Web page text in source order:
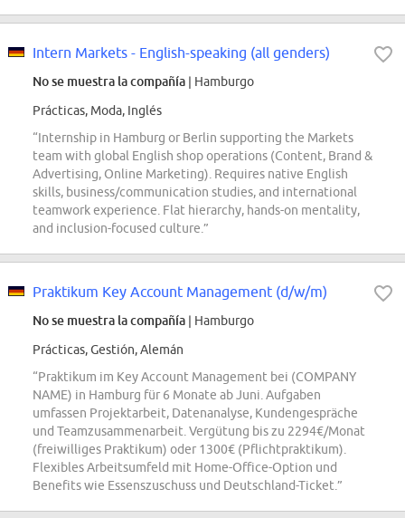
Intern Markets - English-speaking (all genders)
No se muestra la compañía | Hamburgo
Prácticas, Moda, Inglés
“Internship in Hamburg or Berlin supporting the Markets
team with global English shop operations (Content, Brand &
Advertising, Online Marketing). Requires native English
skills, business/communication studies, and international
teamwork experience. Flat hierarchy, hands-on mentality,
and inclusion-focused culture.”
Praktikum Key Account Management (d/w/m)
No se muestra la compañía | Hamburgo
Prácticas, Gestión, Alemán
“Praktikum im Key Account Management bei (COMPANY
NAME) in Hamburg für 6 Monate ab Juni. Aufgaben
umfassen Projektarbeit, Datenanalyse, Kundengespräche
und Teamzusammenarbeit. Vergütung bis zu 2294€/Monat
(freiwilliges Praktikum) oder 1300€ (Pflichtpraktikum).
Flexibles Arbeitsumfeld mit Home-Office-Option und
Benefits wie Essenszuschuss und Deutschland-Ticket.”